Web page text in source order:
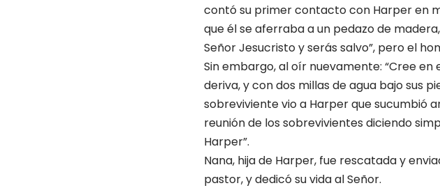
contó su primer contacto con Harper en
que él se aferraba a un pedazo de
Señor Jesucristo y serás salvo”, pero el
Sin embargo, al oír nuevamente: “Cree en
deriva, y con dos millas de agua bajo sus
sobreviviente vio a Harper que sucumbió
reunión de los sobrevivientes diciendo
Harper”.
Nana, hija de Harper, fue rescatada y
pastor, y dedicó su vida al Señor.